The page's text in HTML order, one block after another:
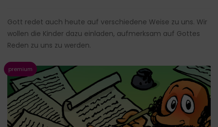
Gott redet auch heute auf verschiedene Weise zu uns. Wir
wollen die Kinder dazu einladen, aufmerksam auf Gottes
Reden zu uns zu werden.